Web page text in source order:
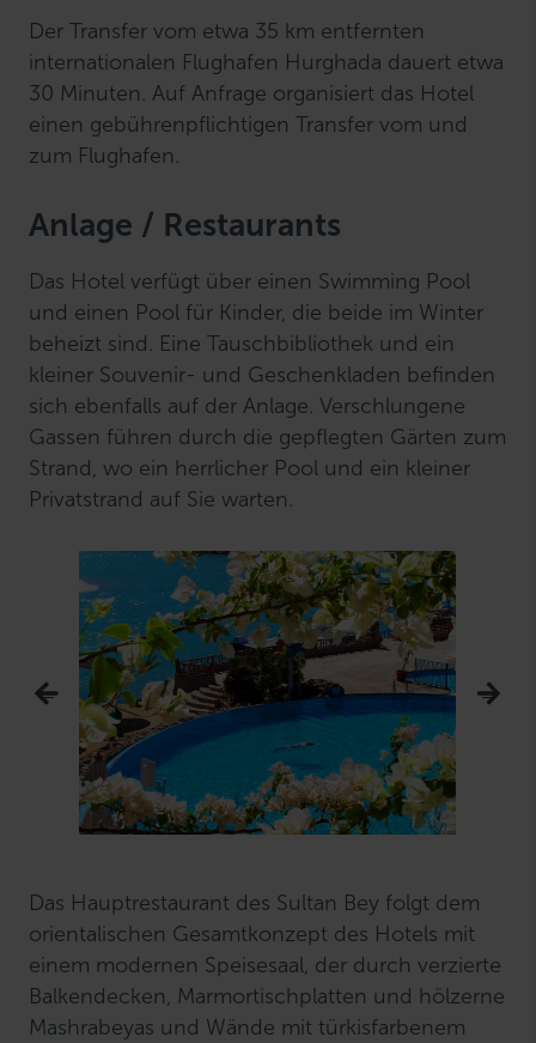
Der Transfer vom etwa 35 km entfernten
internationalen Flughafen Hurghada dauert etwa
30 Minuten. Auf Anfrage organisiert das Hotel
einen gebührenpflichtigen Transfer vom und
zum Flughafen.
Anlage / Restaurants
Das Hotel verfügt über einen Swimming Pool
und einen Pool für Kinder, die beide im Winter
beheizt sind. Eine Tauschbibliothek und ein
kleiner Souvenir- und Geschenkladen befinden
sich ebenfalls auf der Anlage. Verschlungene
Gassen führen durch die gepflegten Gärten zum
Strand, wo ein herrlicher Pool und ein kleiner
Privatstrand auf Sie warten.
Das Hauptrestaurant des Sultan Bey folgt dem
orientalischen Gesamtkonzept des Hotels mit
einem modernen Speisesaal, der durch verzierte
Balkendecken, Marmortischplatten und hölzerne
Mashrabeyas und Wände mit türkisfarbenem